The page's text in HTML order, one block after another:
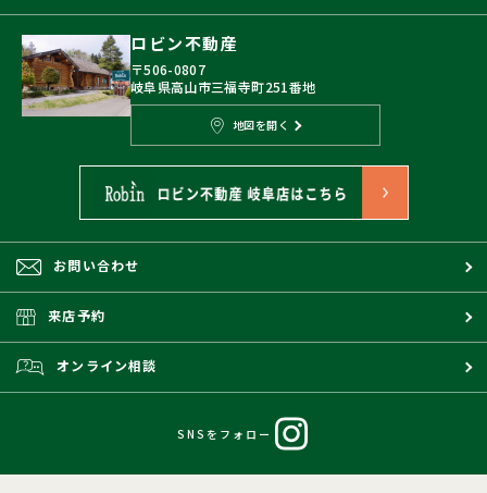
ロビン不動産
〒506-0807
岐阜県高山市三福寺町251番地
地図を開く
お問い合わせ
来店予約
オンライン相談
SNSをフォロー